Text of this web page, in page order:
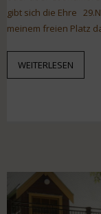
gibt sich die Ehre
meinem freien Platz
WEITERLESEN